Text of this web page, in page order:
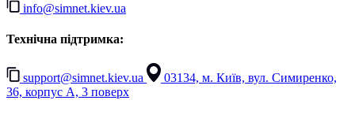
info@simnet.kiev.ua
Технічна підтримка:
support@simnet.kiev.ua
03134, м. Київ, вул. Симиренко,
36, корпус А, 3 поверх